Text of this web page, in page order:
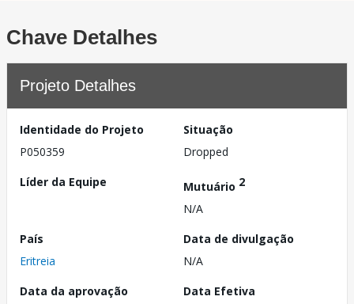
Chave Detalhes
Projeto Detalhes
Identidade do Projeto
P050359
Situação
Dropped
Líder da Equipe
Mutuário 2
N/A
País
Eritreia
Data de divulgação
N/A
Data da aprovação
Data Efetiva